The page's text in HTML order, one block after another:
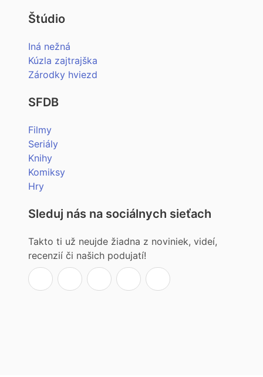
Štúdio
Iná nežná
Kúzla zajtrajška
Zárodky hviezd
SFDB
Filmy
Seriály
Knihy
Komiksy
Hry
Sleduj nás na sociálnych sieťach
Takto ti už neujde žiadna z noviniek, videí,
recenzií či našich podujatí!